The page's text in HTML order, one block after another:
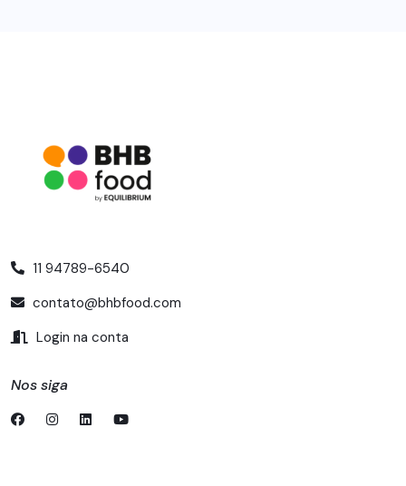
11 94789-6540
contato@bhbfood.com
Login na conta
Nos siga